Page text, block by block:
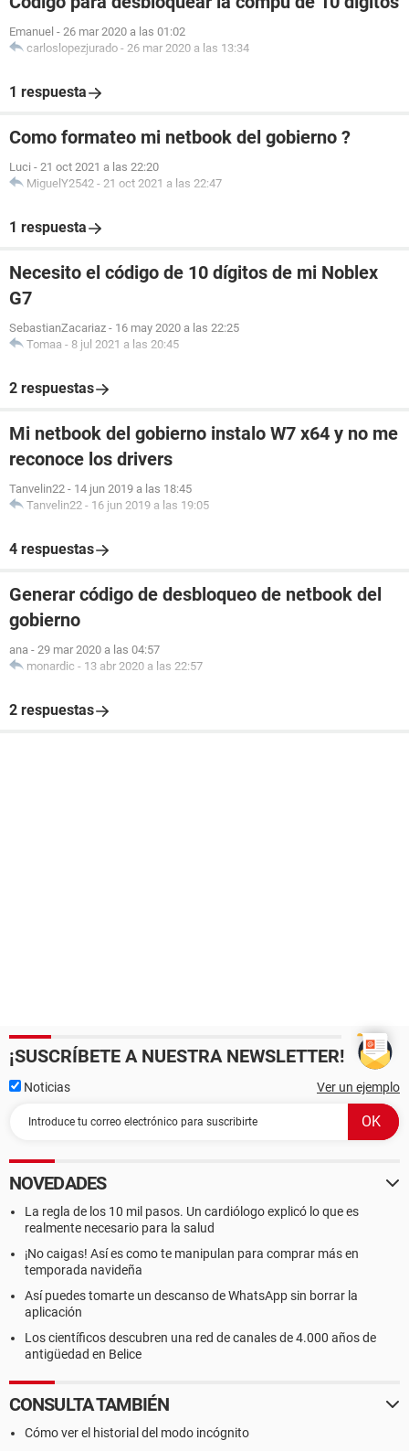
Emanuel - 26 mar 2020 a las 01:02
carloslopezjurado - 26 mar 2020 a las 13:34
1 respuesta
Como formateo mi netbook del gobierno ?
Luci - 21 oct 2021 a las 22:20
MiguelY2542 - 21 oct 2021 a las 22:47
1 respuesta
Necesito el código de 10 dígitos de mi Noblex
G7
SebastianZacariaz - 16 may 2020 a las 22:25
Tomaa - 8 jul 2021 a las 20:45
2 respuestas
Mi netbook del gobierno instalo W7 x64 y no me
reconoce los drivers
Tanvelin22 - 14 jun 2019 a las 18:45
Tanvelin22 - 16 jun 2019 a las 19:05
4 respuestas
Generar código de desbloqueo de netbook del
gobierno
ana - 29 mar 2020 a las 04:57
monardic - 13 abr 2020 a las 22:57
2 respuestas
¡SUSCRÍBETE A NUESTRA NEWSLETTER!
Noticias Ver un ejemplo
NOVEDADES
La regla de los 10 mil pasos. Un cardiólogo explicó lo que es
realmente necesario para la salud
¡No caigas! Así es como te manipulan para comprar más en
temporada navideña
Así puedes tomarte un descanso de WhatsApp sin borrar la
aplicación
Los científicos descubren una red de canales de 4.000 años de
antigüedad en Belice
CONSULTA TAMBIÉN
Cómo ver el historial del modo incógnito